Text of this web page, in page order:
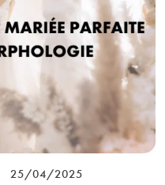
• 25/04/2025